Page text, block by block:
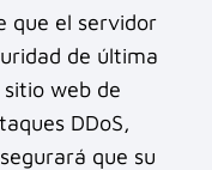
que el servidor
de última
web de
DDoS,
que su